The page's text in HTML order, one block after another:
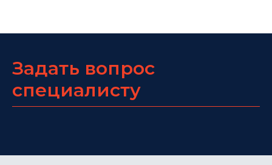
Задать вопрос
специалисту